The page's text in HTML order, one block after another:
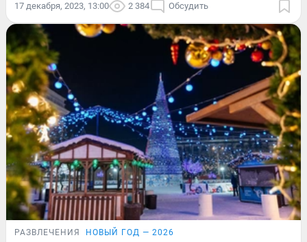
17 декабря, 2023, 13:00 2 384 Обсудить
РАЗВЛЕЧЕНИЯ НОВЫЙ ГОД — 2026